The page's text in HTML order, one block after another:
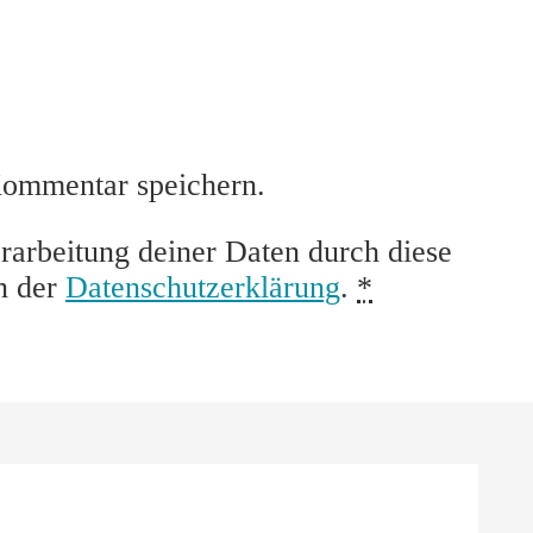
speichern.
deiner Daten durch diese
der Datenschutzerklärung. *